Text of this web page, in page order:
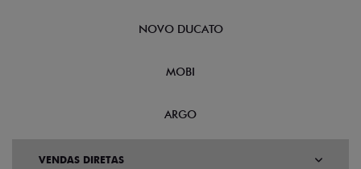
NOVO DUCATO
MOBI
ARGO
VENDAS DIRETAS